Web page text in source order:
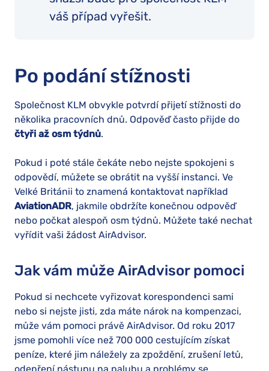
váš případ vyřešit.
Po podání stížnosti
Společnost KLM obvykle potvrdí přijetí stížnosti do
několika pracovních dnů. Odpověď často přijde do
čtyři až osm týdnů.
Pokud i poté stále čekáte nebo nejste spokojeni s
odpovědí, můžete se obrátit na vyšší instanci. Ve
Velké Británii to znamená kontaktovat například
AviationADR, jakmile obdržíte konečnou odpověď
nebo počkat alespoň osm týdnů. Můžete také nechat
vyřídit vaši žádost AirAdvisor.
Jak vám může AirAdvisor pomoci
Pokud si nechcete vyřizovat korespondenci sami
nebo si nejste jisti, zda máte nárok na kompenzaci,
může vám pomoci právě AirAdvisor. Od roku 2017
jsme pomohli více než 700 000 cestujícím získat
peníze, které jim náležely za zpoždění, zrušení letů,